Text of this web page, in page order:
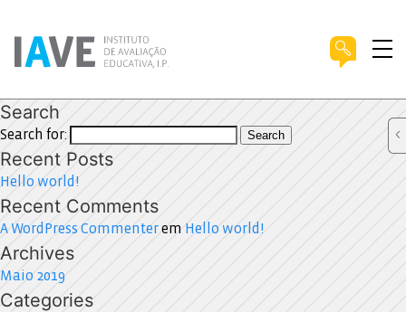
Search
Search for: Search
Recent Posts
Hello world!
Recent Comments
A WordPress Commenterem Hello world!
Archives
Maio 2019
Categories